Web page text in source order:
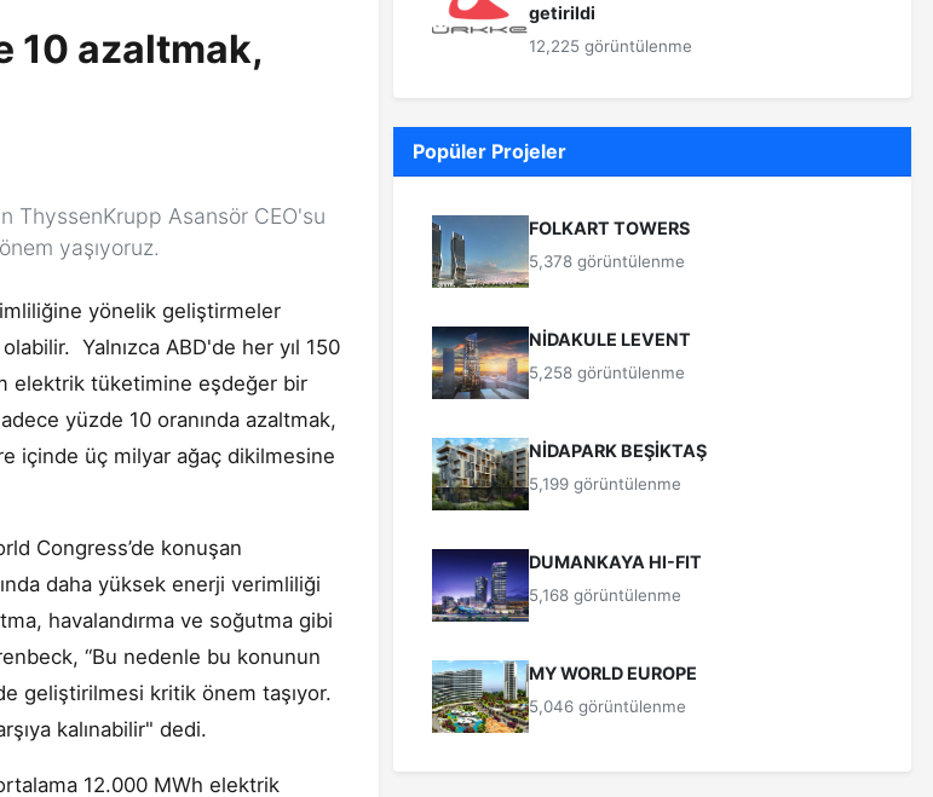
10 azaltmak,
ThyssenKrupp Asansör CEO'su
yaşıyoruz.
yönelik geliştirmeler
Yalnızca ABD'de her yıl 150
elektrik tüketimine eşdeğer bir
yüzde 10 oranında azaltmak,
içinde üç milyar ağaç dikilmesine
Congress’de konuşan
daha yüksek enerji verimliliği
havalandırma ve soğutma gibi
“Bu nedenle bu konunun
geliştirilmesi kritik önem taşıyor.
kalınabilir" dedi.
12.000 MWh elektrik
getirildi
12,225 görüntülenme
Popüler Projeler
FOLKART TOWERS
5,378 görüntülenme
NİDAKULE LEVENT
5,258 görüntülenme
NİDAPARK BEŞİKTAŞ
5,199 görüntülenme
DUMANKAYA HI-FIT
5,168 görüntülenme
MY WORLD EUROPE
5,046 görüntülenme